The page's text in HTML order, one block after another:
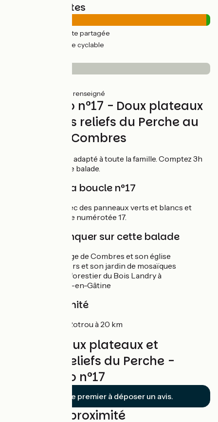
Types de routes
(98%) Route partagée
(2%) Voie cyclable
(86%) Non renseigné
Circuit vélo n°17 - Doux plateaux
et premiers reliefs du Perche au
départ de Combres
Ce circuit vélo est adapté à toute la famille. Comptez 3h
pour réaliser cette balade.
Balisage de la boucle n°17
Boucle balisée avec des panneaux verts et blancs et
d'une pastille verte numérotée 17.
À ne pas manquer sur cette balade
Le Petit village de Combres et son église
Happonvilliers et son jardin de mosaïques
Le domaine forestier du Bois Landry à
Champrond-en-Gâtine
Gare à proximité
Nogent-le-Rotrou à 20 km
Avis sur Doux plateaux et
premiers reliefs du Perche -
Boucle vélo n°17
Soyez le premier à déposer un avis.
Boucles à proximité